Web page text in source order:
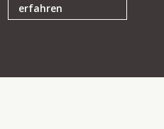
erfahren